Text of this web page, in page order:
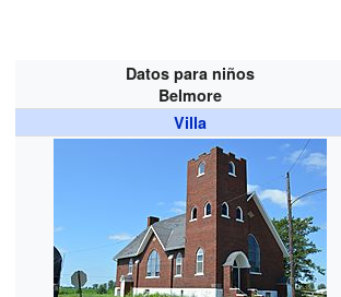
Datos para niños
Belmore
Villa